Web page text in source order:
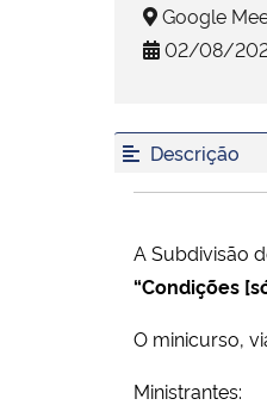
Google
02/08/
Descrição
A Subdivisão
“Condições
O minicurso,
Ministrantes: